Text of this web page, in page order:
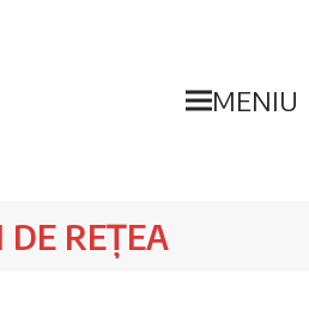
MENIU
DE REȚEA